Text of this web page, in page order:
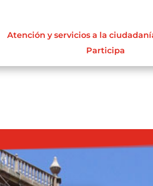
Atención y servicios a la
Participa
les aplique de